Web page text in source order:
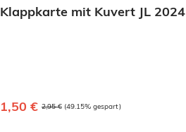
Klappkarte mit Kuvert JL 2024
Verkaufspreis:
1,50 € Regulärer Preis:
2,95 € (49.15% gespart)